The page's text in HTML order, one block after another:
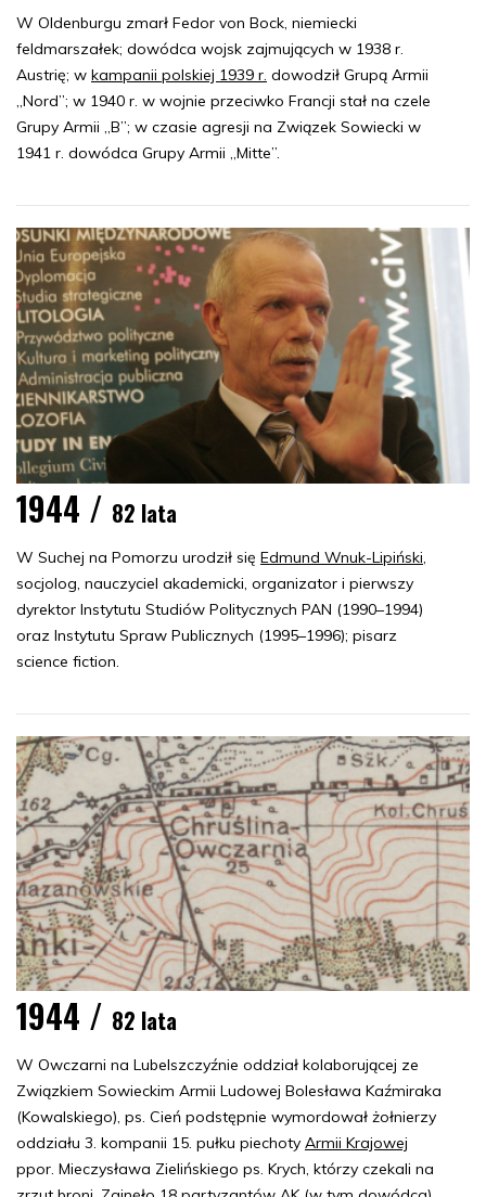
W Oldenburgu zmarł Fedor von Bock, niemiecki
feldmarszałek; dowódca wojsk zajmujących w 1938 r.
Austrię; w kampanii polskiej 1939 r. dowodził Grupą Armii
„Nord”; w 1940 r. w wojnie przeciwko Francji stał na czele
Grupy Armii „B”; w czasie agresji na Związek Sowiecki w
1941 r. dowódca Grupy Armii „Mitte”.
1944 / 82 lata
W Suchej na Pomorzu urodził się Edmund Wnuk-Lipiński,
socjolog, nauczyciel akademicki, organizator i pierwszy
dyrektor Instytutu Studiów Politycznych PAN (1990–1994)
oraz Instytutu Spraw Publicznych (1995–1996); pisarz
science fiction.
1944 / 82 lata
W Owczarni na Lubelszczyźnie oddział kolaborującej ze
Związkiem Sowieckim Armii Ludowej Bolesława Kaźmiraka
(Kowalskiego), ps. Cień podstępnie wymordował żołnierzy
oddziału 3. kompanii 15. pułku piechoty Armii Krajowej
ppor. Mieczysława Zielińskiego ps. Krych, którzy czekali na